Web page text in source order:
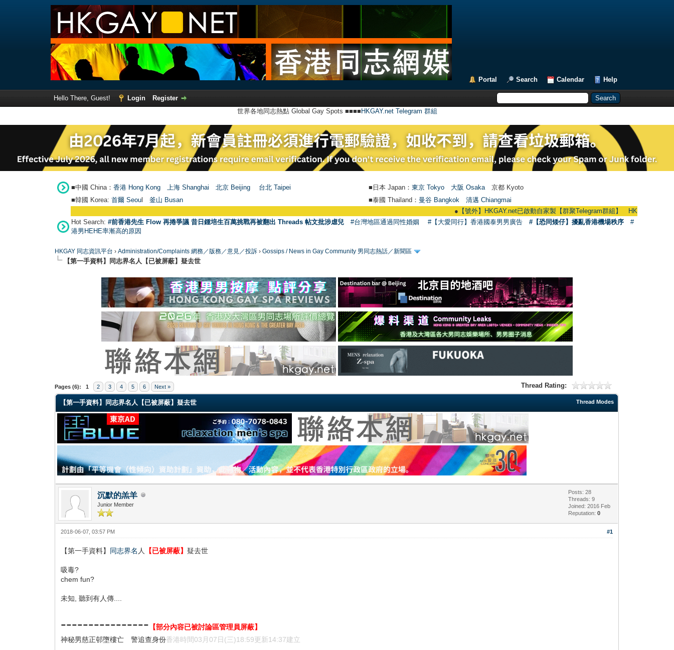
Portal Search Calendar Help
Hello There, Guest! Login
Register
世界各地同志熱點 Global Gay Spots ■■■■ HKGAY.net Telegram 群組
■中國 China： 香港 Hong Kong 上海 Shanghai 北京 Beijing 台北 Taipei ■日本 Japan： 東京 Tokyo 大阪 Osaka 京都 Kyoto
■韓國 Korea: 首爾 Seou 釜山 Busan ■泰國 Thailand： 曼谷 Bangkok
清邁 Chiangmai
【號外】HKGAY.net已啟動自家製【群聚Telegram群組】 HKGAY.net has
Hot Search: #前香港先生 Flow 再捲爭議 昔日鍾培生百萬挑戰再被翻出 Threads 帖文批涉虐兒 #台灣地區通過同性婚姻 #【大愛同行】香港國泰男男廣告 #【恐同矮仔】擾亂香港機場秩序
#
港男HEHE率漸高的原因
HKGAY 同志資訊平台 ›Administration/Complaints 網務／版務／意見／投訴 ›Gossips / News in Gay Community 男同志熱話／新聞區
【第一手資料】同志界名人【已被屏蔽】疑去世
Pages (6): 1 2 3 4 5 6 Next » Thread Rating:
0 Vote(s) - 0 Average
1
2
3
4
5
Thread Modes
【第一手資料】同志界名人【已被屏蔽】疑去世
沉默的羔羊
Junior Member
Posts: 28
Threads: 9
Joined: 2016 Feb
Reputation:0
#1
2018-06-07, 03:57 PM
【第一手資料】 同志界名 人 【已被屏蔽】 疑去世
吸毒?
chem fun?
未知, 聽到有人傳....
---------------- 【部分內容已被討論區管理員屏蔽】
神秘男慈正邨墮樓亡 警追查身份香港時間03月07日(三)18:59更新14:37建立